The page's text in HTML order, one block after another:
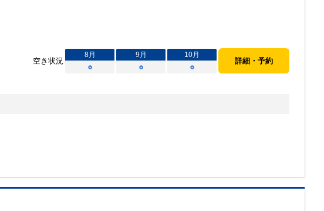
空き状況
8月 9月 10月
○
○ ○
詳細・予約